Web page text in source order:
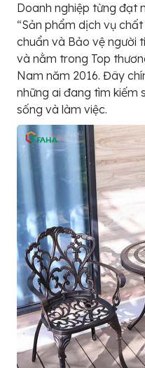
Doanh nghiệp từng đạt
“Sản phẩm dịch vụ
chuẩn và Bảo vệ người
và nằm trong Top
Nam năm 2016. Đây
những ai đang tìm kiếm
sống và làm việc.